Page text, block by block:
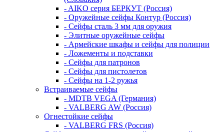
- AIKO серия БЕРКУТ (Россия)
- Оружейные сейфы Контур (Россия)
- Сейфы сталь 3 мм для оружия
- Элитные оружейные сейфы
- Армейские шкафы и сейфы для полиции
- Ложементы и подставки
- Сейфы для патронов
- Сейфы для пистолетов
- Сейфы на 1-2 ружья
Встраиваемые сейфы
- MDTB VEGA (Германия)
- VALBERG AW (Россия)
Огнестойкие сейфы
- VALBERG FRS (Россия)